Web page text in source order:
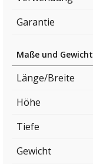
Garantie
Maße und Gewicht
Länge/Breite
Höhe
Tiefe
Gewicht